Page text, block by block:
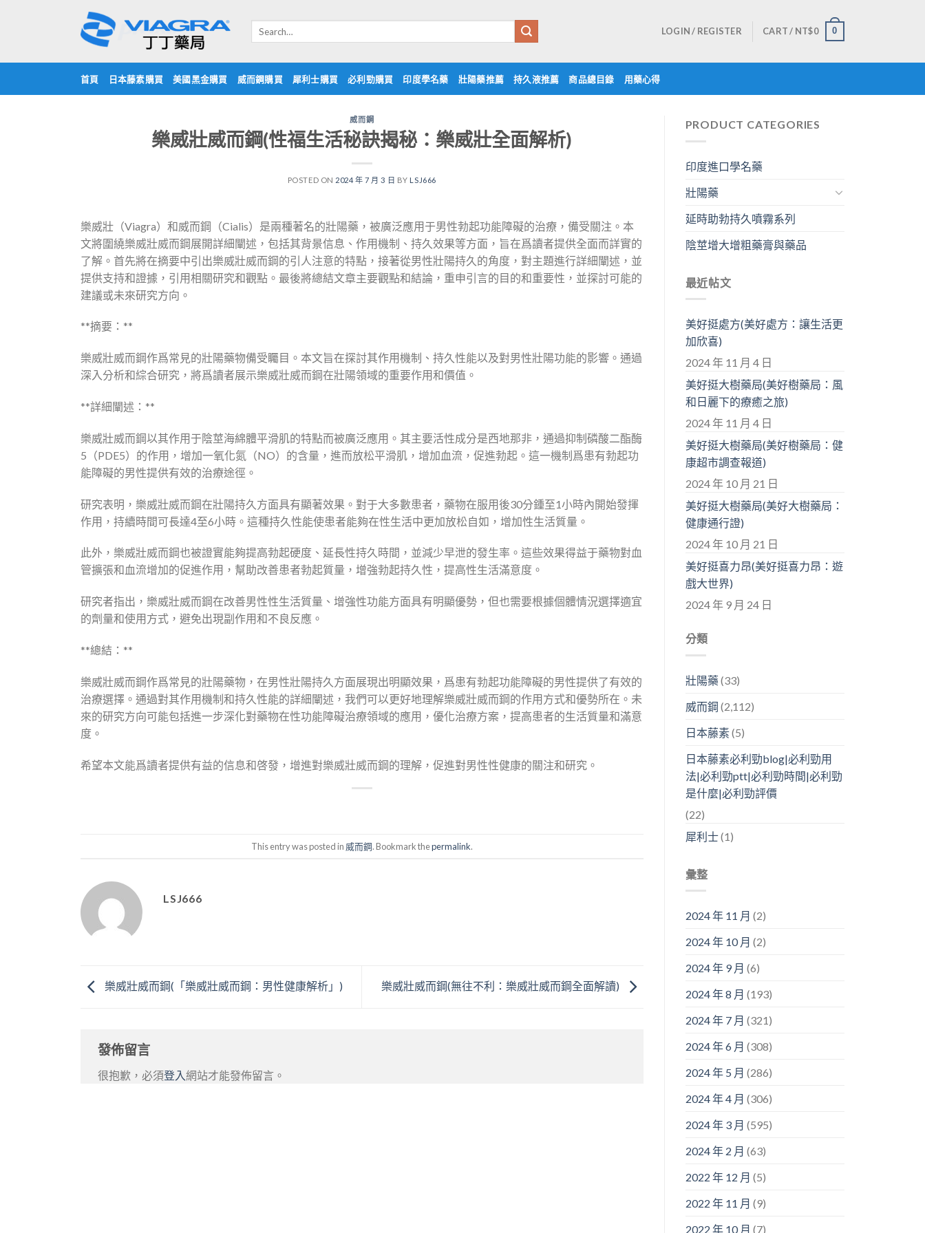
LOGIN / REGISTER CART / NT$0 0
首頁 日本藤素購買 美國黑金購買 威而鋼購買 犀利士購買 必利勁購買 印度學名藥 壯陽藥推薦 持久液推薦 商品總目錄 用藥心得
威而鋼
樂威壯威而鋼(性福生活秘訣揭秘：樂威壯全面解析)
POSTED ON 2024 年 7 月 3 日 BY LSJ666
樂威壯（Viagra）和威而鋼（Cialis）是兩種著名的壯陽藥，被廣泛應用于男性勃起功能障礙的治療，備受關注。本
文將圍繞樂威壯威而鋼展開詳細闡述，包括其背景信息、作用機制、持久效果等方面，旨在爲讀者提供全面而詳實的
了解。首先將在摘要中引出樂威壯威而鋼的引人注意的特點，接著從男性壯陽持久的角度，對主題進行詳細闡述，並
提供支持和證據，引用相關研究和觀點。最後將總結文章主要觀點和結論，重申引言的目的和重要性，並探討可能的
建議或未來研究方向。
**摘要：**
樂威壯威而鋼作爲常見的壯陽藥物備受矚目。本文旨在探討其作用機制、持久性能以及對男性壯陽功能的影響。通過
深入分析和綜合研究，將爲讀者展示樂威壯威而鋼在壯陽領域的重要作用和價值。
**詳細闡述：**
樂威壯威而鋼以其作用于陰莖海綿體平滑肌的特點而被廣泛應用。其主要活性成分是西地那非，通過抑制磷酸二酯酶
5（PDE5）的作用，增加一氧化氮（NO）的含量，進而放松平滑肌，增加血流，促進勃起。這一機制爲患有勃起功
能障礙的男性提供有效的治療途徑。
研究表明，樂威壯威而鋼在壯陽持久方面具有顯著效果。對于大多數患者，藥物在服用後30分鍾至1小時內開始發揮
作用，持續時間可長達4至6小時。這種持久性能使患者能夠在性生活中更加放松自如，增加性生活質量。
此外，樂威壯威而鋼也被證實能夠提高勃起硬度、延長性持久時間，並減少早泄的發生率。這些效果得益于藥物對血
管擴張和血流增加的促進作用，幫助改善患者勃起質量，增強勃起持久性，提高性生活滿意度。
研究者指出，樂威壯威而鋼在改善男性性生活質量、增強性功能方面具有明顯優勢，但也需要根據個體情況選擇適宜
的劑量和使用方式，避免出現副作用和不良反應。
**總結：**
樂威壯威而鋼作爲常見的壯陽藥物，在男性壯陽持久方面展現出明顯效果，爲患有勃起功能障礙的男性提供了有效的
治療選擇。通過對其作用機制和持久性能的詳細闡述，我們可以更好地理解樂威壯威而鋼的作用方式和優勢所在。未
來的研究方向可能包括進一步深化對藥物在性功能障礙治療領域的應用，優化治療方案，提高患者的生活質量和滿意
度。
希望本文能爲讀者提供有益的信息和啓發，增進對樂威壯威而鋼的理解，促進對男性性健康的關注和研究。
This entry was posted in 威而鋼. Bookmark thepermalink.
LSJ666
樂威壯威而鋼(「樂威壯威而鋼：男性健康解析」) 樂威壯威而鋼(無往不利：樂威壯威而鋼全面解讀)
發佈留言
很抱歉，必須登入網站才能發佈留言。
PRODUCT CATEGORIES
印度進口學名藥
壯陽藥
延時助勃持久噴霧系列
陰莖增大增粗藥膏與藥品
最近帖文
美好挺處方(美好處方：讓生活更
加欣喜)
2024 年 11 月 4 日
美好挺大樹藥局(美好樹藥局：風
和日麗下的療癒之旅)
2024 年 11 月 4 日
美好挺大樹藥局(美好樹藥局：健
康超市調查報道)
2024 年 10 月 21 日
美好挺大樹藥局(美好大樹藥局：
健康通行證)
2024 年 10 月 21 日
美好挺喜力昂(美好挺喜力昂：遊
戲大世界)
2024 年 9 月 24 日
分類
壯陽藥(33)
威而鋼 (2,112)
日本藤素(5)
日本藤素必利勁blog|必利勁用
法|必利勁ptt|必利勁時間|必利勁
是什麼|必利勁評價
(22)
犀利士(1)
彙整
2024 年 11 月 (2)
2024 年 10 月 (2)
2024 年 9 月 (6)
2024 年 8 月 (193)
2024 年 7 月 (321)
2024 年 6 月 (308)
2024 年 5 月 (286)
2024 年 4 月 (306)
2024 年 3 月 (595)
2024 年 2 月 (63)
2022 年 12 月 (5)
2022 年 11 月 (9)
2022 年 10 月 (7)